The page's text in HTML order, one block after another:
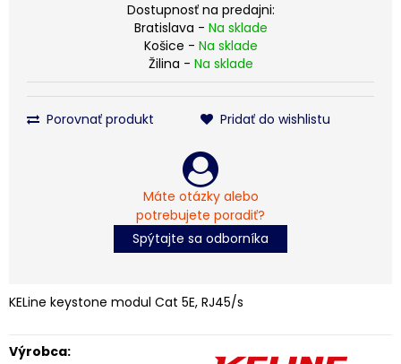
Dostupnosť na predajni:
Bratislava - Na sklade
Košice - Na sklade
Žilina - Na sklade
Porovnať produkt Pridať do wishlistu
Máte otázky alebo
potrebujete poradiť?
Spýtajte sa odborníka
KELine keystone modul Cat 5E, RJ45/s
Výrobca: